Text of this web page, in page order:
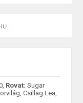
Rovat: Sugar
, Csillag Lea,